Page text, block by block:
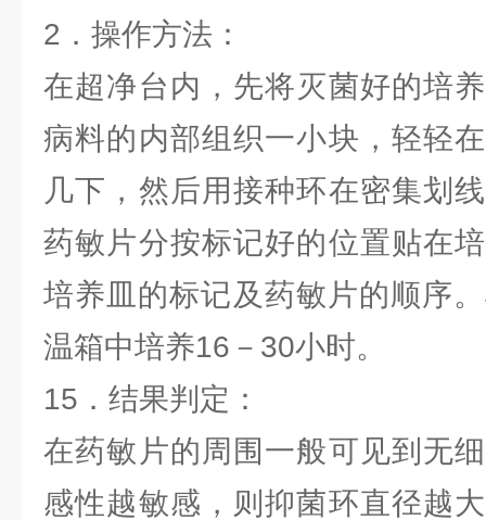
2．操作方法：
在超净台内，先将灭菌好的培
病料的内部组织一小块，轻轻
几下，然后用接种环在密集划
药敏片分按标记好的位置贴在
培养皿的标记及药敏片的顺序
温箱中培养16－30小时。
15．结果判定：
在药敏片的周围一般可见到无
感性越敏感，则抑菌环直径越